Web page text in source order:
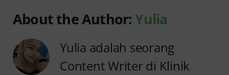
About the Author:Yulia
Yulia adalah seorang
Content Writer di Klinik